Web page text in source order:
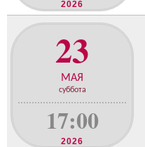
2026
23
МАЯ
суббота
17:00
2026